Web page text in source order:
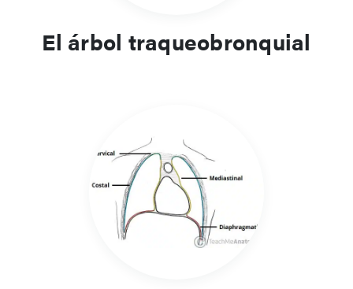
El árbol traqueobronquial